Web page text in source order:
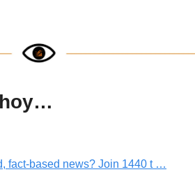
fact-based news? Join 1440 t …